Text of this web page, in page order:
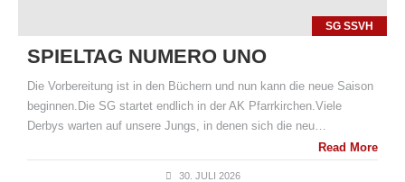
SG SSVH
SPIELTAG NUMERO UNO
Die Vorbereitung ist in den Büchern und nun kann die neue Saison
beginnen.Die SG startet endlich in der AK Pfarrkirchen.Viele
Derbys warten auf unsere Jungs, in denen sich die neu…
Read More
30. JULI 2026